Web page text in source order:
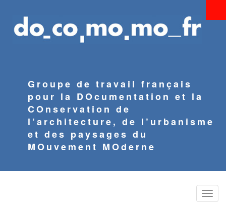
contenu
principal
Groupe de travail français
pour la DOcumentation et la
COnservation de
l’architecture, de l’urbanisme
et des paysages du
MOuvement MOderne
Toggle